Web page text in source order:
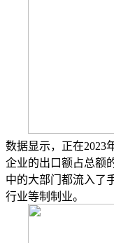
数据显示，正在2023
企业的出口额占总额
中的大部门都流入了
行业等制制业。